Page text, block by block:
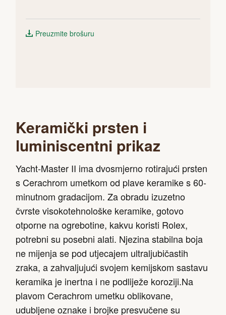
Preuzmite brošuru
Keramički prsten i
luminiscentni prikaz
Yacht-Master II ima dvosmjerno rotirajući prsten
s Cerachrom umetkom od plave keramike s 60-
minutnom gradacijom. Za obradu izuzetno
čvrste visokotehnološke keramike, gotovo
otporne na ogrebotine, kakvu koristi Rolex,
potrebni su posebni alati. Njezina stabilna boja
ne mijenja se pod utjecajem ultraljubičastih
zraka, a zahvaljujući svojem kemijskom sastavu
keramika je inertna i ne podliježe koroziji.Na
plavom Cerachrom umetku oblikovane,
udubljene oznake i brojke presvučene su